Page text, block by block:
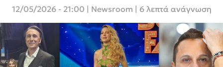
12/05/2026 - 21:00 Newsroom | 6 λεπτά ανάγνωση